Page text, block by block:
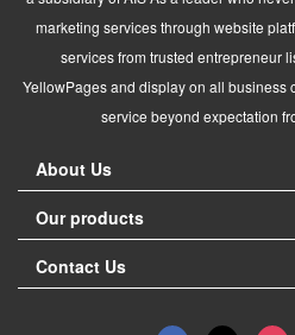
marketing services through website
services from trusted entrepreneur
YellowPages and display on all business
service beyond expectation
About Us
Our products
Contact Us